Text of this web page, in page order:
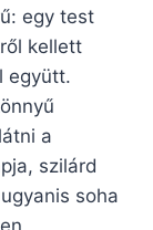
egy test
kellett
együtt.
a
szilárd
soha